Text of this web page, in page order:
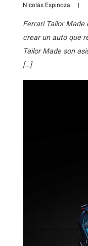
Nicolás Espinoza |
Ferrari Tailor
crear un auto que
Tailor Made son
[…]